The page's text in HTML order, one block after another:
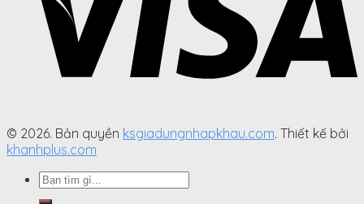
© 2026. Bản quyền ksgiadungnhapkhau.com. Thiết kế bởi
khanhplus.com
Search